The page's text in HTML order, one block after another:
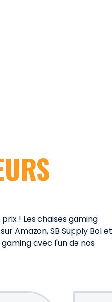
! Les chaises gaming
Amazon, SB Supply Bol et
avec l'un de nos